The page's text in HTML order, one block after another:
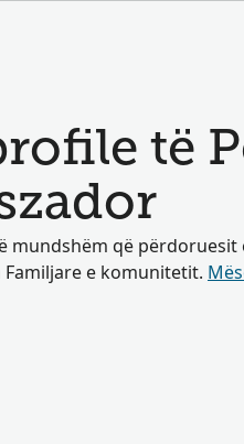
të
mundshëm që përdoruesit
e komunitetit.